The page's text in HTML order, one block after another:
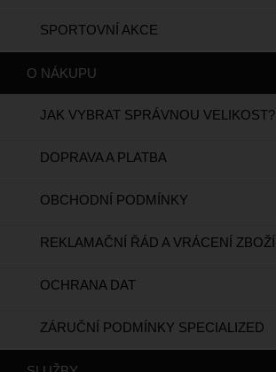
SPORTOVNÍ AKCE
O NÁKUPU
JAK VYBRAT SPRÁVNOU VELIKOST?
DOPRAVA A PLATBA
OBCHODNÍ PODMÍNKY
REKLAMAČNÍ ŘÁD A VRÁCENÍ ZBOŽÍ
OCHRANA DAT
ZÁRUČNÍ PODMÍNKY SPECIALIZED